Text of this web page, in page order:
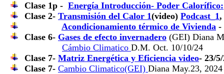
Clase 1p - Energía Introducción- Poder Calorífico:
Clase 2- Transmisión del Calor 1(video) Podcast_1,
Acondicionamiento térmico de Vivienda -
Clase 6- Gases de efecto invernadero (GEI) Diana
Cámbio Climatico D.M. Oct. 10/10/24
Clase 7- Matriz Energética y Eficiencia video- 23/
Clase 7- Cambio Climatico(GEI) Diana May.23, 2024